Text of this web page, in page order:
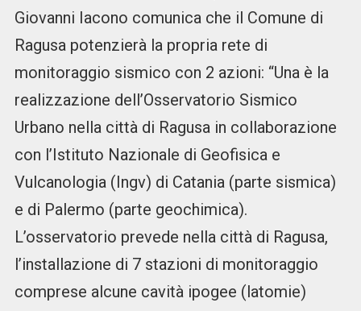
Giovanni Iacono comunica che il Comune di
Ragusa potenzierà la propria rete di
monitoraggio sismico con 2 azioni: “Una è la
realizzazione dell’Osservatorio Sismico
Urbano nella città di Ragusa in collaborazione
con l’Istituto Nazionale di Geofisica e
Vulcanologia (Ingv) di Catania (parte sismica)
e di Palermo (parte geochimica).
L’osservatorio prevede nella città di Ragusa,
l’installazione di 7 stazioni di monitoraggio
comprese alcune cavità ipogee (latomie)